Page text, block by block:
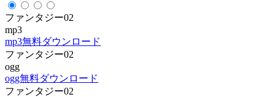
ファンタジー02
mp3
mp3無料ダウンロード
ファンタジー02
ogg
ogg無料ダウンロード
ファンタジー02